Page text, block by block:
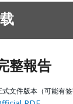
载
整報告
式文件版本（可能有签